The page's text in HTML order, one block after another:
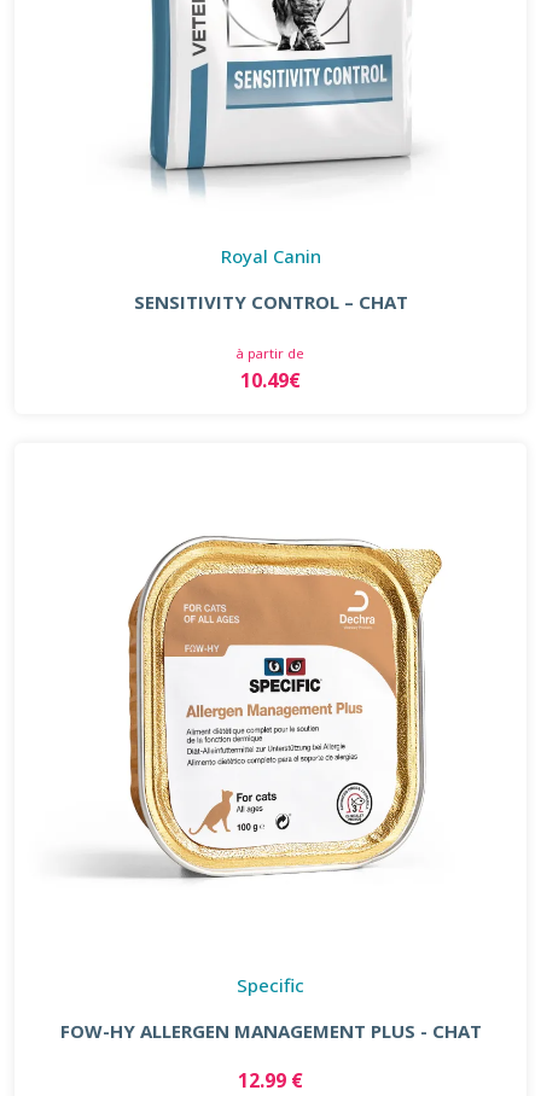
Royal Canin
SENSITIVITY CONTROL – CHAT
à partir de
10.49€
Specific
FOW-HY ALLERGEN MANAGEMENT PLUS - CHAT
12.99 €